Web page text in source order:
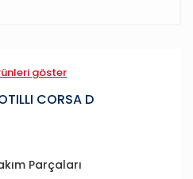
göster
CORSA D
Parçaları